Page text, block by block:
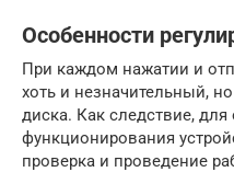
Особенности
При каждом нажатии и
хоть и незначительный,
диска. Как следствие, для
функционирования
проверка и проведение